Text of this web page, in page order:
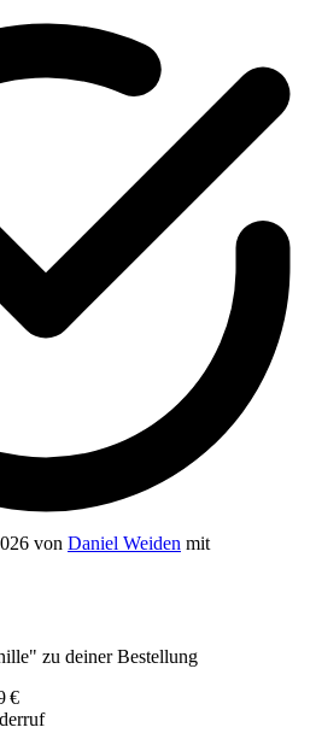
von Daniel Weiden mit
zu deiner Bestellung
€